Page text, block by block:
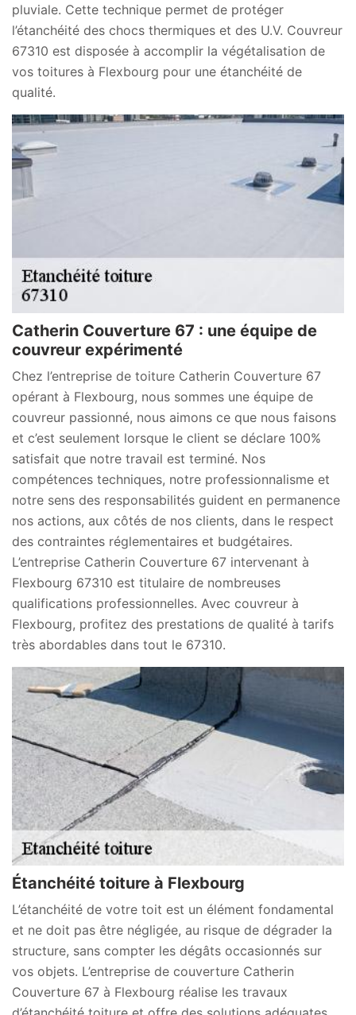
pluviale. Cette technique permet de protéger
l’étanchéité des chocs thermiques et des U.V. Couvreur
67310 est disposée à accomplir la végétalisation de
vos toitures à Flexbourg pour une étanchéité de
qualité.
Catherin Couverture 67 : une équipe de
couvreur expérimenté
Chez l’entreprise de toiture Catherin Couverture 67
opérant à Flexbourg, nous sommes une équipe de
couvreur passionné, nous aimons ce que nous faisons
et c’est seulement lorsque le client se déclare 100%
satisfait que notre travail est terminé. Nos
compétences techniques, notre professionnalisme et
notre sens des responsabilités guident en permanence
nos actions, aux côtés de nos clients, dans le respect
des contraintes réglementaires et budgétaires.
L’entreprise Catherin Couverture 67 intervenant à
Flexbourg 67310 est titulaire de nombreuses
qualifications professionnelles. Avec couvreur à
Flexbourg, profitez des prestations de qualité à tarifs
très abordables dans tout le 67310.
Étanchéité toiture à Flexbourg
L’étanchéité de votre toit est un élément fondamental
et ne doit pas être négligée, au risque de dégrader la
structure, sans compter les dégâts occasionnés sur
vos objets. L’entreprise de couverture Catherin
Couverture 67 à Flexbourg réalise les travaux